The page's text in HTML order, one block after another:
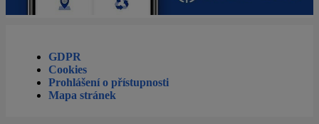
GDPR
Cookies
Prohlášení o přístupnosti
Mapa stránek